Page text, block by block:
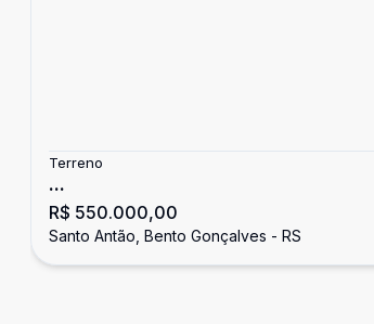
Terreno
...
R$ 550.000,00
Santo Antão, Bento Gonçalves - RS